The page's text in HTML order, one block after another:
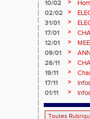
10/02 >
02/02 >
31/01 >
17/01
>
12/01 >
09/01
>
26/11 >
19/11 >
17/11
>
01/11
>